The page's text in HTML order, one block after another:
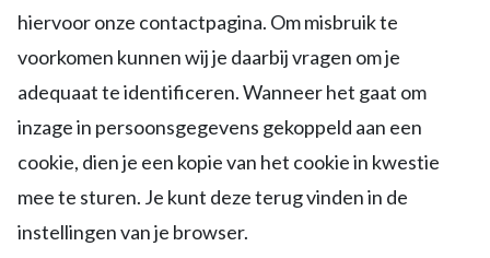
hiervoor onze contactpagina. Om misbruik te
voorkomen kunnen wij je daarbij vragen om je
adequaat te identificeren. Wanneer het gaat om
inzage in persoonsgegevens gekoppeld aan een
cookie, dien je een kopie van het cookie in kwestie
mee te sturen. Je kunt deze terug vinden in de
instellingen van je browser.